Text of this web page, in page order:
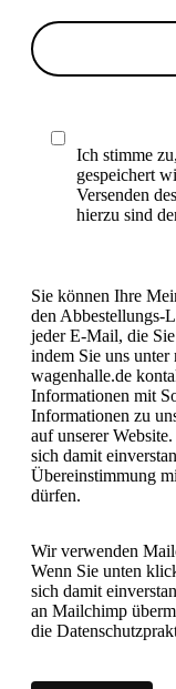
Ich stimme
gespeichert
Versenden
hierzu sind
Sie können Ihre
den Abbestellungs-
jeder E-Mail, die
indem Sie uns
wagenhalle.de
Informationen mit
Informationen zu
auf unserer
sich damit
Übereinstimmung
dürfen.
Wir verwenden
Wenn Sie unten
sich damit
an Mailchimp
die